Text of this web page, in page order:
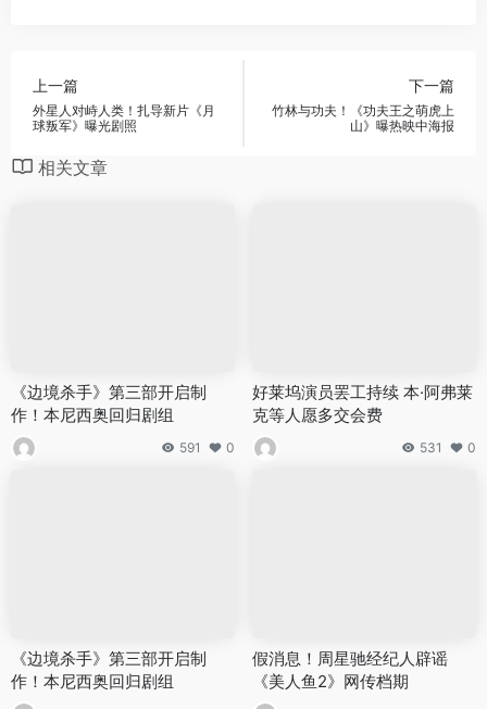
上一篇
外星人对峙人类！扎导新片《月
球叛军》曝光剧照
下一篇
竹林与功夫！《功夫王之萌虎上
山》曝热映中海报
相关文章
《边境杀手》第三部开启制
作！本尼西奥回归剧组
591 0
好莱坞演员罢工持续 本·阿弗莱
克等人愿多交会费
531 0
《边境杀手》第三部开启制
作！本尼西奥回归剧组
假消息！周星驰经纪人辟谣
《美人鱼2》网传档期